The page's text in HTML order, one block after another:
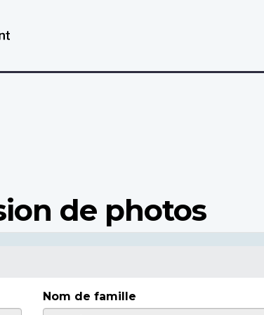
de photos
Nom de famille